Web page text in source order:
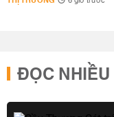
ĐỌC